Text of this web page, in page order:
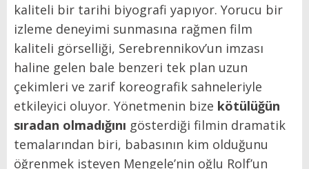
kaliteli bir tarihi biyografi yapıyor. Yorucu bir
izleme deneyimi sunmasına rağmen film
kaliteli görselliği, Serebrennikov’un imzası
haline gelen bale benzeri tek plan uzun
çekimleri ve zarif koreografik sahneleriyle
etkileyici oluyor. Yönetmenin bize kötülüğün
sıradan olmadığını gösterdiği filmin dramatik
temalarından biri, babasının kim olduğunu
öğrenmek isteyen Mengele’nin oğlu Rolf’un